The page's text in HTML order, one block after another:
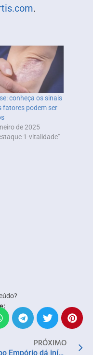
.
conheça os sinais
fatores podem ser
de 2025
1-vitalidade"
PRÓXIMO
Grupo Empório dá início à temporada de Natal com experiências que despertam os sentidos